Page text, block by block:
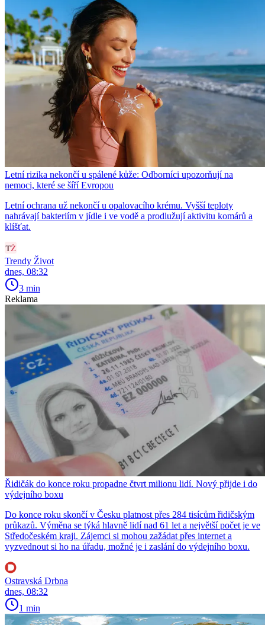
Letní rizika nekončí u spálené kůže: Odborníci upozorňují na
nemoci, které se šíří Evropou
Letní ochrana už nekončí u opalovacího krému. Vyšší teploty
nahrávají bakteriím v jídle i ve vodě a prodlužují aktivitu komárů a
klíšťat.
Trendy Život
dnes, 08:32
3 min
Reklama
Řidičák do konce roku propadne čtvrt milionu lidí. Nový přijde i do
výdejního boxu
Do konce roku skončí v Česku platnost přes 284 tisícům řidičským
průkazů. Výměna se týká hlavně lidí nad 61 let a největší počet je ve
Středočeském kraji. Zájemci si mohou zažádat přes internet a
vyzvednout si ho na úřadu, možné je i zaslání do výdejního boxu.
Ostravská Drbna
dnes, 08:32
1 min